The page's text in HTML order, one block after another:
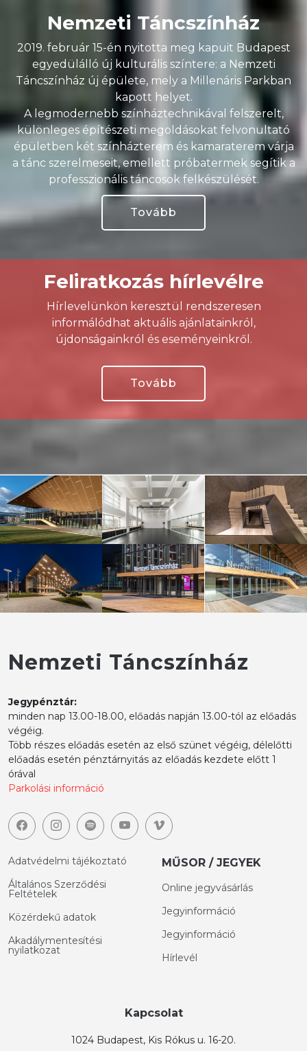
Nemzeti Táncszínház
2019. február 15-én nyitotta meg kapuit Budapest
egyedülálló új kulturális színtere: a Nemzeti
Táncszínház új épülete, mely a Millenáris Parkban
kapott helyet.
A legmodernebb színháztechnikával felszerelt,
különleges építészeti megoldásokat felvonultató
épületben két színházterem és kamaraterem várja
a tánc szerelmeseit, emellett próbatermek segítik a
professzionális táncosok felkészülését.
Tovább
Feliratkozás hírlevélre
Hírlevelünkön keresztül rendszeresen
informálódhat aktuális ajánlatainkról,
újdonságainkról és eseményeinkről.
Tovább
Nemzeti Táncszínház
Jegypénztár:
minden nap 13.00-18.00, előadás napján 13.00-tól az előadás
végéig.
Több részes előadás esetén az első szünet végéig, délelőtti
előadás esetén pénztárnyitás az előadás kezdete előtt 1
órával
Parkolási információ
Adatvédelmi tájékoztató
Általános Szerződési
Feltételek
Közérdekű adatok
Akadálymentesítési
nyilatkozat
MŰSOR / JEGYEK
Online jegyvásárlás
Jegyinformáció
Jegyinformáció
Hírlevél
Kapcsolat
1024 Budapest, Kis Rókus u. 16-20.